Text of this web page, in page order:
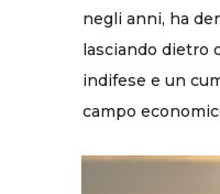
negli anni, ha
lasciando dietro
indifese e un
campo